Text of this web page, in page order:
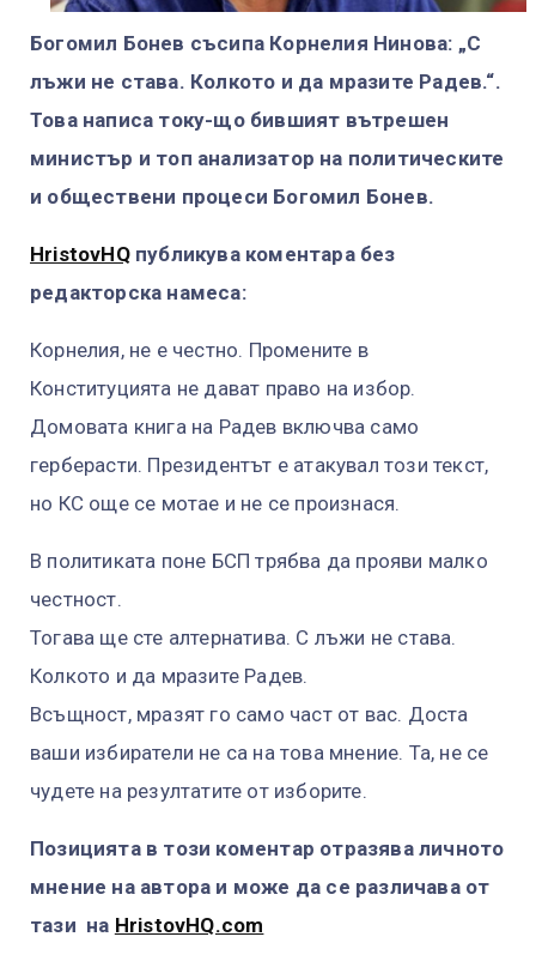
Богомил Бонев съсипа Корнелия Нинова: „С
лъжи не става. Колкото и да мразите Радев.“.
Това написа току-що бившият вътрешен
министър и топ анализатор на политическите
и обществени процеси Богомил Бонев.
HristovHQпубликува коментара без
редакторска намеса:
Корнелия, не е честно. Промените в
Конституцията не дават право на избор.
Домовата книга на Радев включва само
герберасти. Президентът е атакувал този текст,
но КС още се мотае и не се произнася.
В политиката поне БСП трябва да прояви малко
честност.
Тогава ще сте алтернатива. С лъжи не става.
Колкото и да мразите Радев.
Всъщност, мразят го само част от вас. Доста
ваши избиратели не са на това мнение. Та, не се
чудете на резултатите от изборите.
Позицията в този коментар отразява личното
мнение на автора и може да се различава от
тази на HristovHQ.com